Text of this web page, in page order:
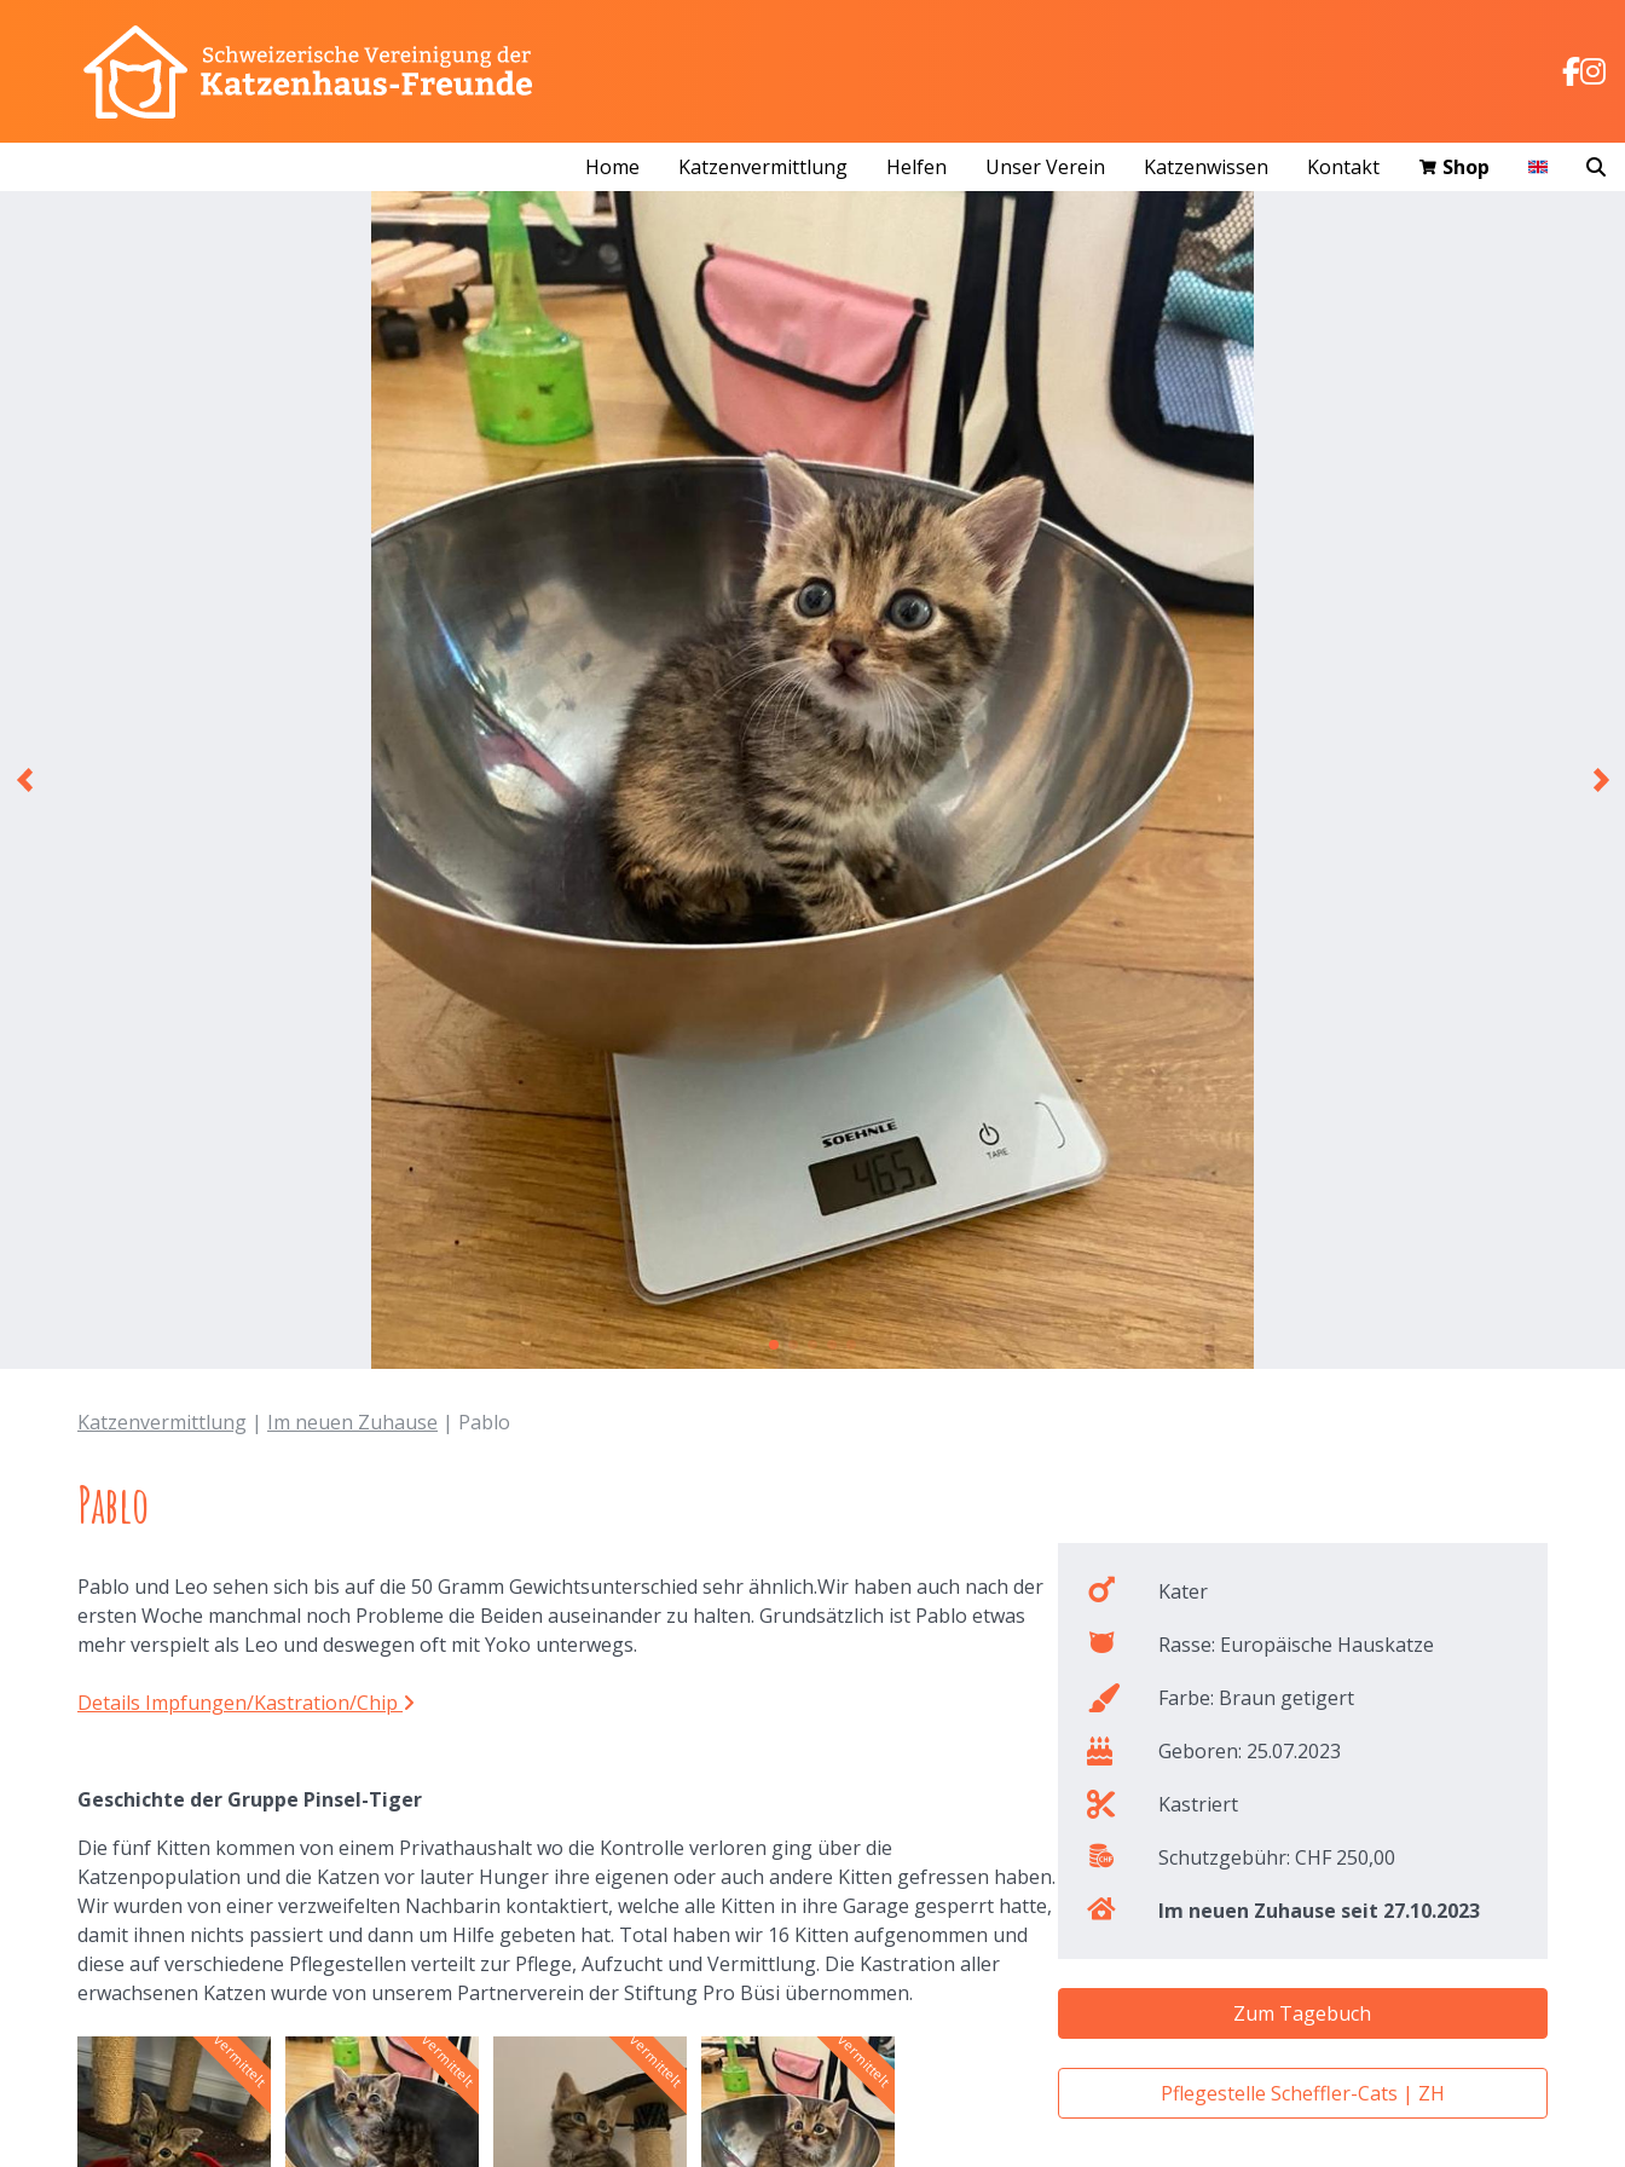
Home Katzenvermittlung Helfen Unser Verein Katzenwissen Kontakt Shop
Katzenvermittlung | Im neuen Zuhause | Pablo
Pablo
Kater
Rasse: Europäische Hauskatze
Farbe: Braun getigert
Geboren: 25.07.2023
Kastriert
Schutzgebühr: CHF 250,00
Im neuen Zuhause seit 27.10.2023
Zum Tagebuch
Pflegestelle Scheffler-Cats | ZH
Pablo und Leo sehen sich bis auf die 50 Gramm Gewichtsunterschied sehr ähnlich.Wir haben auch nach der
ersten Woche manchmal noch Probleme die Beiden auseinander zu halten. Grundsätzlich ist Pablo etwas
mehr verspielt als Leo und deswegen oft mit Yoko unterwegs.
Details Impfungen/Kastration/Chip
Geschichte der Gruppe Pinsel-Tiger
Die fünf Kitten kommen von einem Privathaushalt wo die Kontrolle verloren ging über die
Katzenpopulation und die Katzen vor lauter Hunger ihre eigenen oder auch andere Kitten gefressen haben.
Wir wurden von einer verzweifelten Nachbarin kontaktiert, welche alle Kitten in ihre Garage gesperrt hatte,
damit ihnen nichts passiert und dann um Hilfe gebeten hat. Total haben wir 16 Kitten aufgenommen und
diese auf verschiedene Pflegestellen verteilt zur Pflege, Aufzucht und Vermittlung. Die Kastration aller
erwachsenen Katzen wurde von unserem Partnerverein der Stiftung Pro Büsi übernommen.
vermittelt vermittelt vermittelt vermittelt